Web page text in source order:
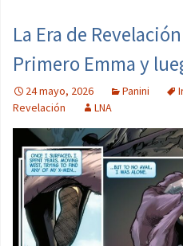
La Era de
Primero Emma y
24 mayo, 2026 Panini
Revelación
LNA